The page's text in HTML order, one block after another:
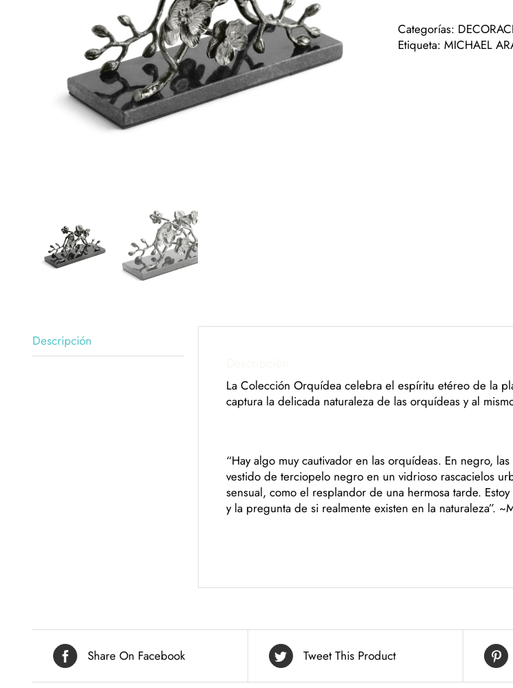
Orchid"
cantidad
Categorías:
Etiqueta: MICHAEL
Descripción
La Colección Orquídea celebra el espíritu etéreo de la
captura la delicada naturaleza de las orquídeas y al
“Hay algo muy cautivador en las orquídeas. En negro,
vestido de terciopelo negro en un vidrioso rascacielos
sensual, como el resplandor de una hermosa tarde.
y la pregunta de si realmente existen en la naturaleza”.
Share On Facebook Tweet This Product